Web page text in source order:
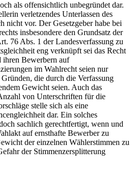
als offensichtlich unbegründet dar.
verletzendes Unterlassen des
nicht vor. Der Gesetzgeber habe bei
insbesondere den Grundsatz der
76 Abs. 1 der Landesverfassung zu
eng verknüpft sei das Recht
ihren Bewerbern auf
im Wahlrecht seien nur
die durch die Verfassung
Gewicht seien. Auch das
von Unterschriften für die
stelle sich als eine
dar. Ein solches
sachlich gerechtfertigt, wenn und
auf ernsthafte Bewerber zu
der einzelnen Wählerstimmen zu
der Stimmenzersplitterung